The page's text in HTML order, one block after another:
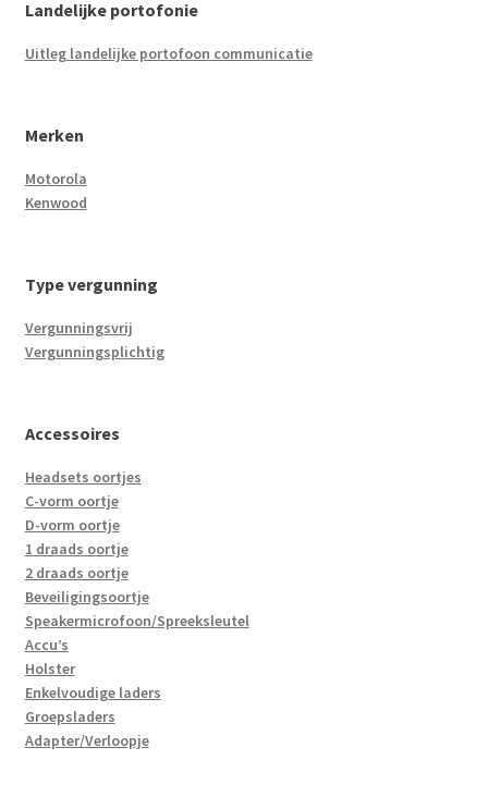
Landelijke portofonie
Uitleg landelijke portofoon communicatie
Merken
Motorola
Kenwood
Type vergunning
Vergunningsvrij
Vergunningsplichtig
Accessoires
Headsets oortjes
C-vorm oortje
D-vorm oortje
1 draads oortje
2 draads oortje
Beveiligingsoortje
Speakermicrofoon/Spreeksleutel
Accu’s
Holster
Enkelvoudige laders
Groepsladers
Adapter/Verloopje